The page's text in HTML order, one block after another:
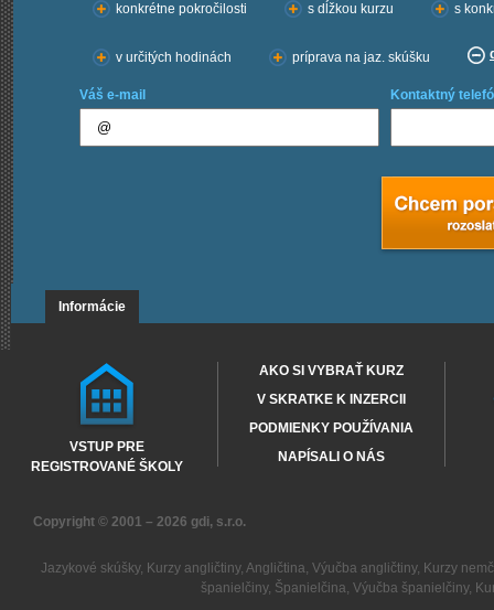
konkrétne pokročilosti
s dĺžkou kurzu s
v určitých hodinách príprava na jaz. skúšku
Váš e-mail Kontaktný
Informácie
VSTUP PRE
REGISTROVANÉ ŠKOLY
AKO SI VYBRAŤ KURZ
V SKRATKE K INZERCII
PODMIENKY POUŽÍVANIA
NAPÍSALI O NÁS
Copyright © 2001 – 2026 gdi, s.r.o.
Jazykové skúšky, Kurzy angličtiny, Angličtina, Výučba angličtiny, Kurzy
španielčiny, Španielčina, Výučba španielčiny,